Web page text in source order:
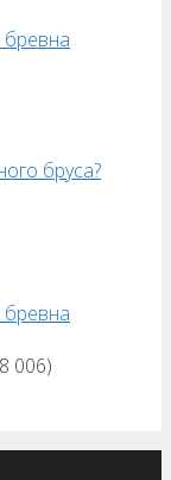
бревна
бруса?
бревна
006)